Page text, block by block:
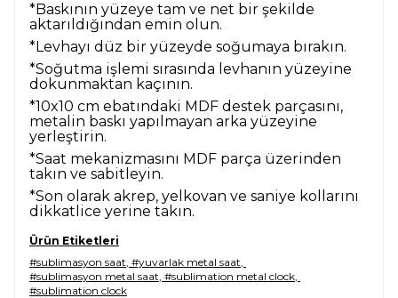
*Baskının yüzeye tam ve net bir şekilde
aktarıldığından emin olun.
*Levhayı düz bir yüzeyde soğumaya bırakın.
*Soğutma işlemi sırasında levhanın yüzeyine
dokunmaktan kaçının.
*10x10 cm ebatındaki MDF destek parçasını,
metalin baskı yapılmayan arka yüzeyine
yerleştirin.
*Saat mekanizmasını MDF parça üzerinden
takın ve sabitleyin.
*Son olarak akrep, yelkovan ve saniye kollarını
dikkatlice yerine takın.
Ürün Etiketleri
#sublimasyon saat, #yuvarlak metal saat,
#sublimasyon metal saat, #sublimation metal clock,
#sublimation clock